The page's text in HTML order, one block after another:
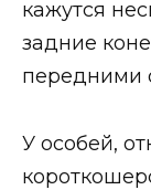
кажутся
задние
передними
У особей,